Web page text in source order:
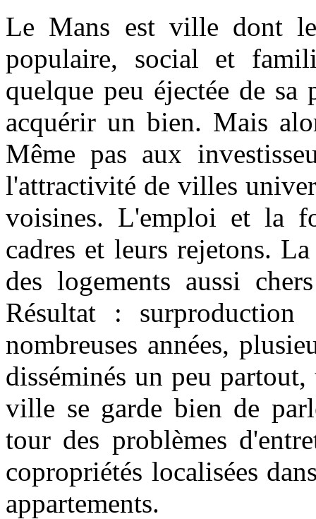
Le Mans est ville dont le
populaire, social et
quelque peu éjectée de
acquérir un bien. Mais
Même pas aux
l'attractivité de villes
voisines. L'emploi et la
cadres et leurs rejetons.
des logements aussi
Résultat :
nombreuses années,
disséminés un peu
ville se garde bien de
tour des problèmes
copropriétés localisées
appartements.